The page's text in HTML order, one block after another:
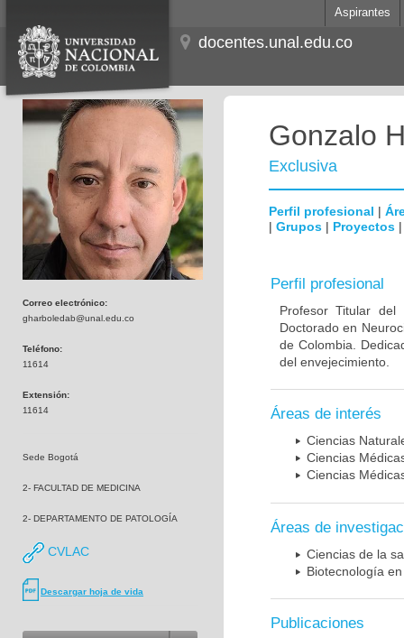
Aspirantes
docentes.unal.edu.co
Correo electrónico:
gharboledab@unal.edu.co
Teléfono:
11614
Extensión:
11614
Sede Bogotá
2- FACULTAD DE MEDICINA
2- DEPARTAMENTO DE PATOLOGÍA
CVLAC
Descargar hoja de vida
Gonzalo
Exclusiva
Perfil profesional |
| Grupos | Proyectos
Perfil profesional
Profesor Titular
Doctorado en
de Colombia.
del envejecimiento.
Áreas de interés
Ciencias
Ciencias
Ciencias
Áreas de
Ciencias de la
Biotecnología
Publicaciones